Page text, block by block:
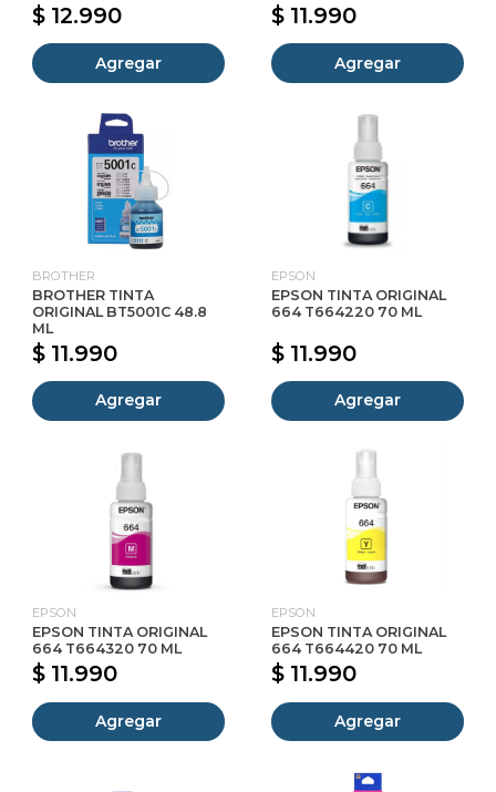
$ 12.990
Agregar
$ 11.990
Agregar
BROTHER
BROTHER TINTA
ORIGINAL BT5001C 48.8
ML
$ 11.990
Agregar
EPSON
EPSON TINTA ORIGINAL
664 T664220 70 ML
$ 11.990
Agregar
EPSON
EPSON TINTA ORIGINAL
664 T664320 70 ML
$ 11.990
Agregar
EPSON
EPSON TINTA ORIGINAL
664 T664420 70 ML
$ 11.990
Agregar